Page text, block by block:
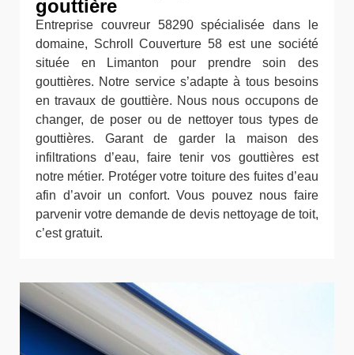
gouttière
Entreprise couvreur 58290 spécialisée dans le
domaine, Schroll Couverture 58 est une société
située en Limanton pour prendre soin des
gouttières. Notre service s’adapte à tous besoins
en travaux de gouttière. Nous nous occupons de
changer, de poser ou de nettoyer tous types de
gouttières. Garant de garder la maison des
infiltrations d’eau, faire tenir vos gouttières est
notre métier. Protéger votre toiture des fuites d’eau
afin d’avoir un confort. Vous pouvez nous faire
parvenir votre demande de devis nettoyage de toit,
c’est gratuit.